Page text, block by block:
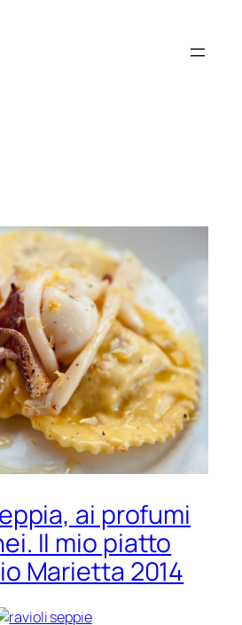
ai profumi
Il mio piatto
Marietta 2014